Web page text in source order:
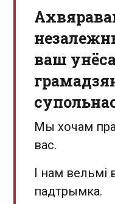
ваш
Мы хочам
вас.
І нам вельмі
падтрымка.